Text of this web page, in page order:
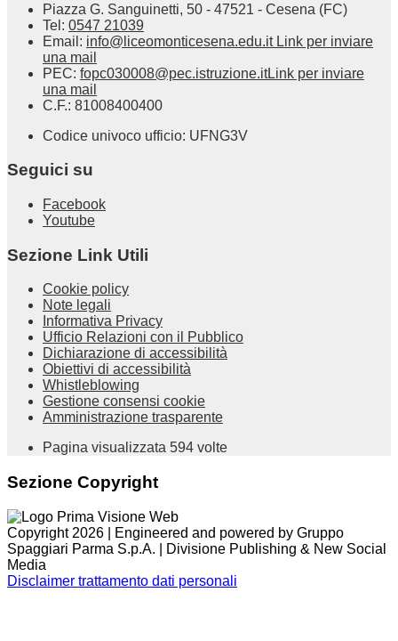
Piazza G. Sanguinetti, 50 - 47521 - Cesena (FC)
Tel: 0547 21039
Email: info@liceomonticesena.edu.it Link per inviare
una mail
PEC: fopc030008@pec.istruzione.itLink per inviare
una mail
C.F.: 81008400400
Codice univoco ufficio: UFNG3V
Seguici su
Facebook
Youtube
Sezione Link Utili
Cookie policy
Note legali
Informativa Privacy
Ufficio Relazioni con il Pubblico
Dichiarazione di accessibilità
Obiettivi di accessibilità
Whistleblowing
Gestione consensi cookie
Amministrazione trasparente
Pagina visualizzata 594 volte
Sezione Copyright
Copyright 2026 | Engineered and powered by Gruppo
Spaggiari Parma S.p.A. | Divisione Publishing & New Social
Media
Disclaimer trattamento dati personali